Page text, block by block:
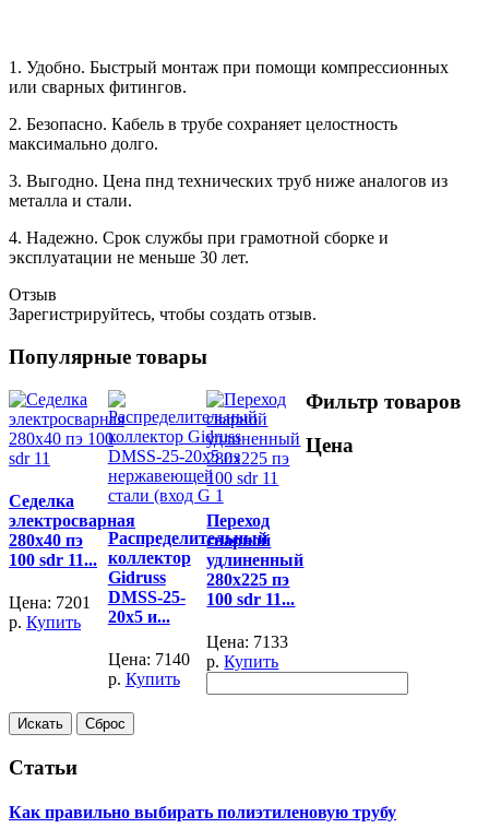
1. Удобно. Быстрый монтаж при помощи компрессионных
или сварных фитингов.
2. Безопасно. Кабель в трубе сохраняет целостность
максимально долго.
3. Выгодно. Цена пнд технических труб ниже аналогов из
металла и стали.
4. Надежно. Срок службы при грамотной сборке и
эксплуатации не меньше 30 лет.
Отзыв
Зарегистрируйтесь, чтобы создать отзыв.
Популярные товары
Седелка
электросварная
280x40 пэ
100 sdr 11...
Цена: 7201
р. Купить
Распределительный
коллектор
Gidruss
DMSS-25-
20x5 и...
Цена: 7140
р. Купить
Переход
сварной
удлиненный
280x225 пэ
100 sdr 11...
Цена: 7133
р. Купить
Фильтр товаров
Цена
Статьи
Как правильно выбирать полиэтиленовую трубу